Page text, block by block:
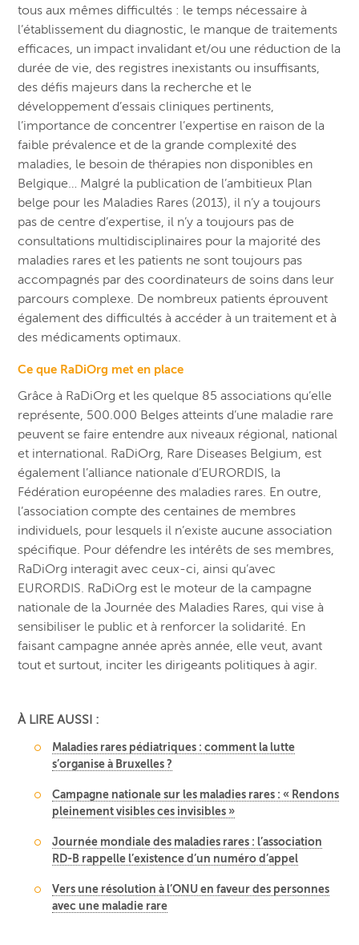
tous aux mêmes difficultés : le temps nécessaire à
l’établissement du diagnostic, le manque de traitements
efficaces, un impact invalidant et/ou une réduction de la
durée de vie, des registres inexistants ou insuffisants,
des défis majeurs dans la recherche et le
développement d’essais cliniques pertinents,
l’importance de concentrer l’expertise en raison de la
faible prévalence et de la grande complexité des
maladies, le besoin de thérapies non disponibles en
Belgique… Malgré la publication de l’ambitieux Plan
belge pour les Maladies Rares (2013), il n’y a toujours
pas de centre d’expertise, il n’y a toujours pas de
consultations multidisciplinaires pour la majorité des
maladies rares et les patients ne sont toujours pas
accompagnés par des coordinateurs de soins dans leur
parcours complexe. De nombreux patients éprouvent
également des difficultés à accéder à un traitement et à
des médicaments optimaux.
Ce que RaDiOrg met en place
Grâce à RaDiOrg et les quelque 85 associations qu’elle
représente, 500.000 Belges atteints d’une maladie rare
peuvent se faire entendre aux niveaux régional, national
et international. RaDiOrg, Rare Diseases Belgium, est
également l’alliance nationale d’EURORDIS, la
Fédération européenne des maladies rares. En outre,
l’association compte des centaines de membres
individuels, pour lesquels il n’existe aucune association
spécifique. Pour défendre les intérêts de ses membres,
RaDiOrg interagit avec ceux-ci, ainsi qu’avec
EURORDIS. RaDiOrg est le moteur de la campagne
nationale de la Journée des Maladies Rares, qui vise à
sensibiliser le public et à renforcer la solidarité. En
faisant campagne année après année, elle veut, avant
tout et surtout, inciter les dirigeants politiques à agir.
À LIRE AUSSI :
Maladies rares pédiatriques : comment la lutte
s’organise à Bruxelles ?
Campagne nationale sur les maladies rares : « Rendons
pleinement visibles ces invisibles »
Journée mondiale des maladies rares : l’association
RD-B rappelle l’existence d’un numéro d’appel
Vers une résolution à l’ONU en faveur des personnes
avec une maladie rare